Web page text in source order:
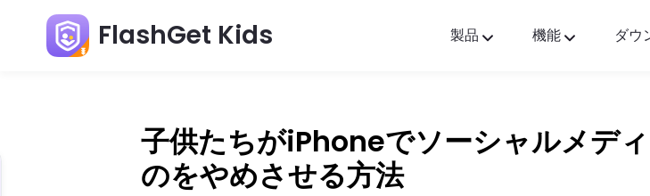
FlashGet Kids 製品
FlashGet Finder
機能 ダウ
子供たちがiPhoneでソーシャルメデ
のをやめさせる方法